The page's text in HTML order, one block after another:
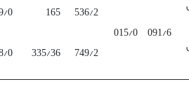
091/6
015/0
536/2
165
0
749/2
335/36
0